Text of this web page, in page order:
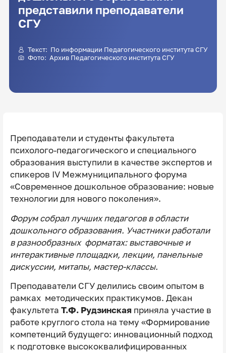
представили преподаватели
СГУ
Текст: По информации Педагогического института СГУ
Фото: Архив Педагогического института СГУ
Преподаватели и студенты факультета
психолого-педагогического и специального
образования выступили в качестве экспертов и
спикеров IV Межмуниципального форума
«Современное дошкольное образование: новые
технологии для нового поколения».
Форум собрал лучших педагогов в области
дошкольного образования. Участники работали
в разнообразных форматах: выставочные и
интерактивные площадки, лекции, панельные
дискуссии, митапы, мастер-классы.
Преподаватели СГУ делились своим опытом в
рамках методических практикумов. Декан
факультета Т.Ф. Рудзинская приняла участие в
работе круглого стола на тему «Формирование
компетенций будущего: инновационный подход
к подготовке высококвалифицированных